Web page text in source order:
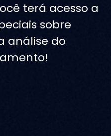
terá acesso a
sobre
análise do